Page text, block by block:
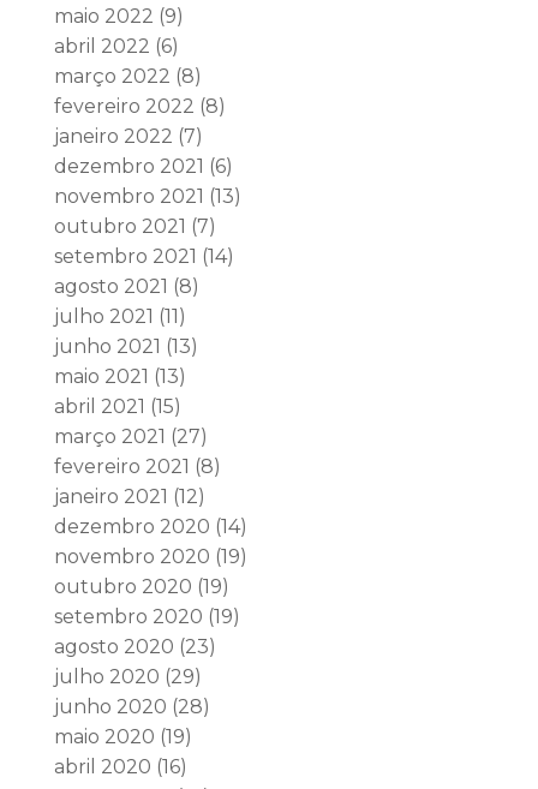
maio 2022 (9)
abril 2022 (6)
março 2022 (8)
fevereiro 2022 (8)
janeiro 2022 (7)
dezembro 2021 (6)
novembro 2021 (13)
outubro 2021 (7)
setembro 2021 (14)
agosto 2021 (8)
julho 2021 (11)
junho 2021 (13)
maio 2021 (13)
abril 2021 (15)
março 2021 (27)
fevereiro 2021 (8)
janeiro 2021 (12)
dezembro 2020 (14)
novembro 2020 (19)
outubro 2020 (19)
setembro 2020 (19)
agosto 2020 (23)
julho 2020 (29)
junho 2020 (28)
maio 2020 (19)
abril 2020 (16)